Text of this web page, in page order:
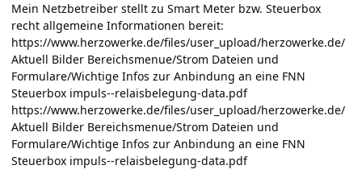
Mein Netzbetreiber stellt zu Smart Meter bzw. Steuerbox
recht allgemeine Informationen bereit:
https://www.herzowerke.de/files/user_upload/herzowerke.de/
Aktuell Bilder Bereichsmenue/Strom Dateien und
Formulare/Wichtige Infos zur Anbindung an eine FNN
Steuerbox impuls--relaisbelegung-data.pdf
https://www.herzowerke.de/files/user_upload/herzowerke.de/
Aktuell Bilder Bereichsmenue/Strom Dateien und
Formulare/Wichtige Infos zur Anbindung an eine FNN
Steuerbox impuls--relaisbelegung-data.pdf